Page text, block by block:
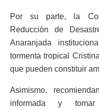
Por su parte, la
Reducción de
Anaranjada
tormenta tropical
que pueden constituir
Asimismo,
informada y